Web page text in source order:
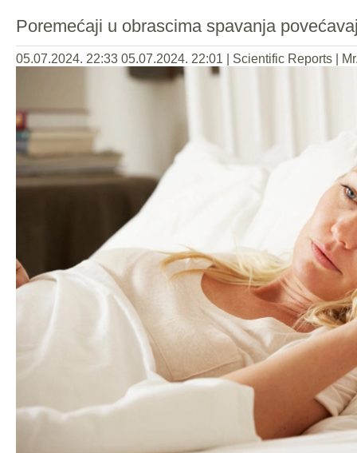
Poremećaji u obrascima spavanja
05.07.2024. 22:33 05.07.2024. 22:01 Scientific Reports